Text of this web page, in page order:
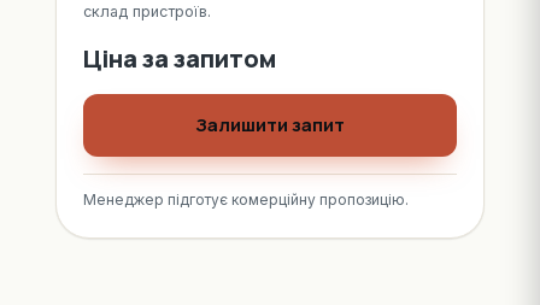
склад пристроїв.
Ціна за запитом
Залишити запит
Менеджер підготує комерційну пропозицію.